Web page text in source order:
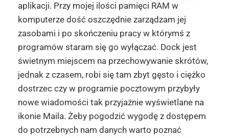
aplikacji. Przy mojej ilości pamięci RAM w
komputerze dość oszczędnie zarządzam jej
zasobami i po skończeniu pracy w którymś z
programów staram się go wyłączać. Dock jest
świetnym miejscem na przechowywanie skrótów,
jednak z czasem, robi się tam zbyt gęsto i ciężko
dostrzec czy w programie pocztowym przybyły
nowe wiadomości tak przyjaźnie wyświetlane na
ikonie Maila. Żeby pogodzić wygodę z dostępem
do potrzebnych nam danych warto poznać